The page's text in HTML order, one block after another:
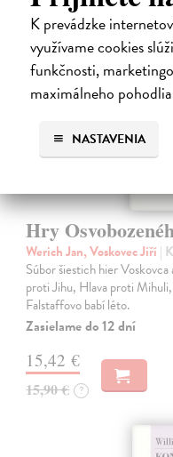
K prevádzke
využívame cookies
funkčnosti,
maximálneho
NASTAVENIA
Hry
Werich Jan, Voskovec Jiří |
Súbor šiestich hier
proti Jihu, Hlava proti
Falstaffovo babí léto.
Zasielame do 12 dní
15,42 €
15,90 € ?